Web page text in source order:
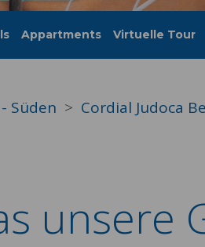
Appartments Virtuelle Tour
Süden Cordial Judoca
unsere